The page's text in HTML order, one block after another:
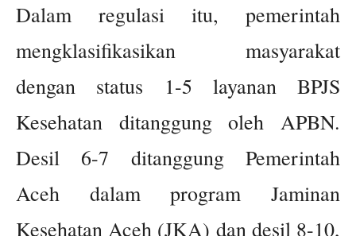
Dalam regulasi itu, pemerintah
mengklasifikasikan masyarakat
dengan status 1-5 layanan BPJS
Kesehatan ditanggung oleh APBN.
Desil 6-7 ditanggung Pemerintah
Aceh dalam program Jaminan
Kesehatan Aceh (JKA) dan desil 8-10,